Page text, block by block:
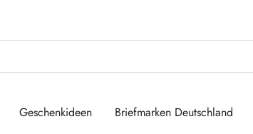
Geschenkideen Briefmarken Deutschland